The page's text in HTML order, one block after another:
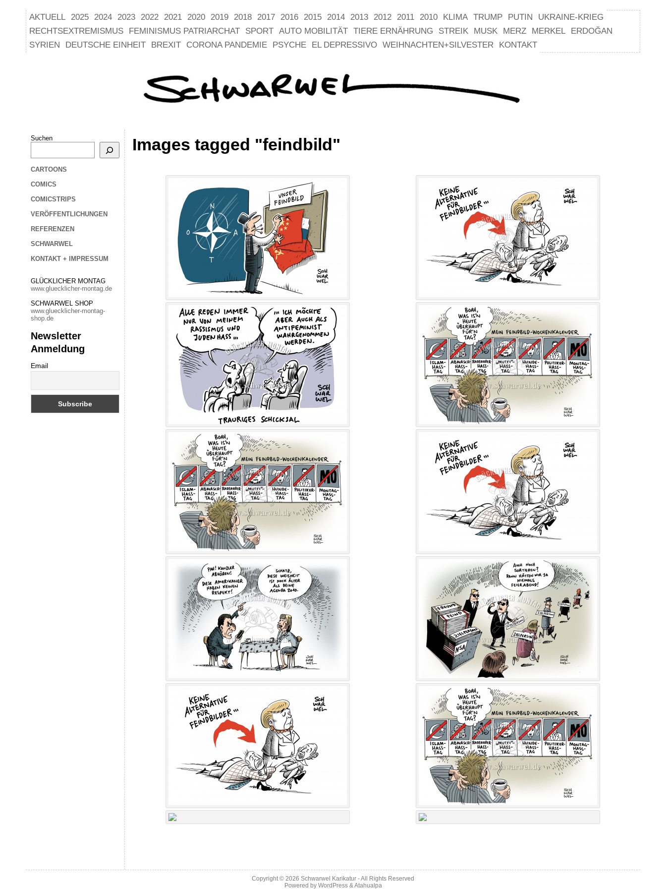
AKTUELL 2025 2024 2023 2022 2021 2020 2019 2018 2017 2016 2015 2014 2013 2012 2011 2010 KLIMA TRUMP PUTIN
UKRAINE-KRIEG
RECHTSEXTREMISMUS
FEMINISMUS PATRIARCHAT SPORT AUTO MOBILITÄT TIERE ERNÄHRUNG STREIK MUSK MERZ MERKEL
ERDOĞAN
SYRIEN
DEUTSCHE EINHEIT BREXIT CORONA PANDEMIE PSYCHE EL DEPRESSIVO WEIHNACHTEN+SILVESTER KONTAKT
Suchen
CARTOONS
COMICS
COMICSTRIPS
VERÖFFENTLICHUNGEN
REFERENZEN
SCHWARWEL
KONTAKT + IMPRESSUM
GLÜCKLICHER MONTAG
www.gluecklicher-montag.de
SCHWARWEL SHOP
www.gluecklicher-montag-
shop.de
Newsletter
Anmeldung
Email
Images tagged "feindbild"
Copyright © 2026 Schwarwel Karikatur - All Rights Reserved
Powered by WordPress&Atahualpa